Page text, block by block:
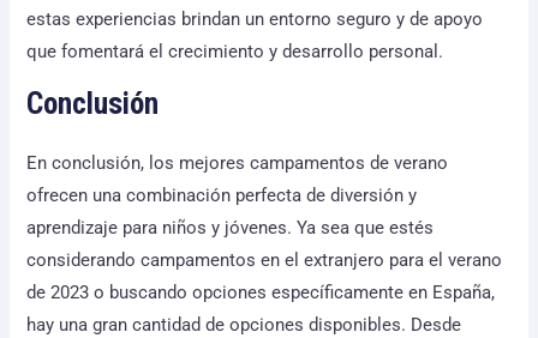
estas experiencias brindan un entorno seguro y de apoyo
que fomentará el crecimiento y desarrollo personal.
Conclusión
En conclusión, los mejores campamentos de verano
ofrecen una combinación perfecta de diversión y
aprendizaje para niños y jóvenes. Ya sea que estés
considerando campamentos en el extranjero para el verano
de 2023 o buscando opciones específicamente en España,
hay una gran cantidad de opciones disponibles. Desde